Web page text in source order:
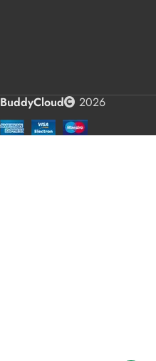
BuddyCloud 2026